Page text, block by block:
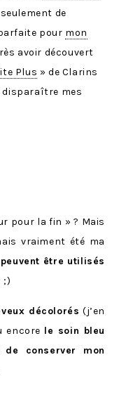
de
pour mon
avoir découvert
Plus » de Clarins
disparaître mes
pour la fin » ? Mais
vraiment été ma
être utilisés
;)
décolorés (j’en
encore le soin bleu
conserver mon